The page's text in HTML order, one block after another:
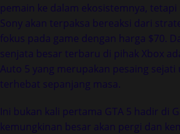
pemain ke dalam ekosistemnya,
Sony akan terpaksa bereaksi dari
fokus pada game dengan harga $70.
senjata besar terbaru di pihak Xbox
Auto 5 yang merupakan pesaing sejati
terhebat sepanjang masa.
Ini bukan kali pertama GTA 5 hadir di
kemungkinan besar akan pergi dan